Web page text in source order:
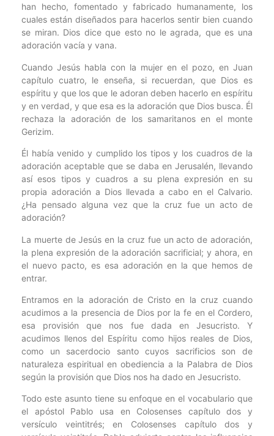
han hecho, fomentado y fabricado humanamente, los
cuales están diseñados para hacerlos sentir bien cuando
se miran. Dios dice que esto no le agrada, que es una
adoración vacía y vana.
Cuando Jesús habla con la mujer en el pozo, en Juan
capítulo cuatro, le enseña, si recuerdan, que Dios es
espíritu y que los que le adoran deben hacerlo en espíritu
y en verdad, y que esa es la adoración que Dios busca. Él
rechaza la adoración de los samaritanos en el monte
Gerizim.
Él había venido y cumplido los tipos y los cuadros de la
adoración aceptable que se daba en Jerusalén, llevando
así esos tipos y cuadros a su plena expresión en su
propia adoración a Dios llevada a cabo en el Calvario.
¿Ha pensado alguna vez que la cruz fue un acto de
adoración?
La muerte de Jesús en la cruz fue un acto de adoración,
la plena expresión de la adoración sacrificial; y ahora, en
el nuevo pacto, es esa adoración en la que hemos de
entrar.
Entramos en la adoración de Cristo en la cruz cuando
acudimos a la presencia de Dios por la fe en el Cordero,
esa provisión que nos fue dada en Jesucristo. Y
acudimos llenos del Espíritu como hijos reales de Dios,
como un sacerdocio santo cuyos sacrificios son de
naturaleza espiritual en obediencia a la Palabra de Dios
según la provisión que Dios nos ha dado en Jesucristo.
Todo este asunto tiene su enfoque en el vocabulario que
el apóstol Pablo usa en Colosenses capítulo dos y
versículo veintitrés; en Colosenses capítulo dos y